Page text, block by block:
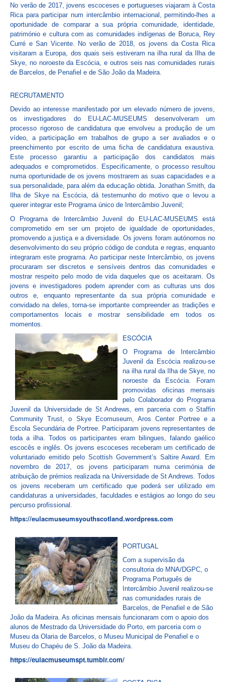
No verão de 2017, jovens escoceses e portugueses viajaram à Costa
Rica para participar num intercâmbio internacional, permitindo-lhes a
oportunidade de comparar a sua própria comunidade, identidade,
património e cultura com as comunidades indígenas de Boruca, Rey
Curré e San Vicente. No verão de 2018, os jovens da Costa Rica
visitaram a Europa, dos quais seis estiveram na ilha rural da Ilha de
Skye, no noroeste da Escócia, e outros seis nas comunidades rurais
de Barcelos, de Penafiel e de São João da Madeira.
RECRUTAMENTO
Devido ao interesse manifestado por um elevado número de jovens,
os investigadores do EU-LAC-MUSEUMS desenvolveram um
processo rigoroso de candidatura que envolveu a produção de um
vídeo, a participação em trabalhos de grupo a ser avaliados e o
preenchimento por escrito de uma ficha de candidatura exaustiva.
Este processo garantiu a participação dos candidatos mais
adequados e comprometidos. Especificamente, o processo resultou
numa oportunidade de os jovens mostrarem as suas capacidades e a
sua personalidade, para além da educação obtida. Jonathan Smith, da
Ilha de Skye na Escócia, dá testemunho do motivo que o levou a
querer integrar este Programa único de Intercâmbio Juvenil;
O Programa de Intercâmbio Juvenil do EU-LAC-MUSEUMS está
comprometido em ser um projeto de igualdade de oportunidades,
promovendo a justiça e a diversidade. Os jovens foram autónomos no
desenvolvimento do seu próprio código de conduta e regras, enquanto
integraram este programa. Ao participar neste Intercâmbio, os jovens
procuraram ser discretos e sensíveis dentros das comunidades e
mostrar respeito pelo modo de vida daqueles que os aceitaram. Os
jovens e investigadores podem aprender com as culturas uns dos
outros e, enquanto representante da sua própria comunidade e
convidado na deles, torna-se importante compreender as tradições e
comportamentos locais e mostrar sensibilidade em todos os
momentos.
ESCÓCIA
O Programa de Intercâmbio
Juvenil da Escócia realizou-se
na ilha rural da Ilha de Skye, no
noroeste da Escócia. Foram
promovidas oficinas mensais
pelo Colaborador do Programa
Juvenil da Universidade de St Andrews, em parceria com o Staffin
Community Trust, o Skye Ecomuseum, Aros Center Portree e a
Escola Secundária de Portree. Participaram jovens representantes de
toda a ilha. Todos os participantes eram bilingues, falando gaélico
escocês e inglês. Os jovens escoceses receberam um certificado de
voluntariado emitido pelo Scottish Government’s Saltire Award. Em
novembro de 2017, os jovens participaram numa cerimónia de
atribuição de prémios realizada na Universidade de St Andrews. Todos
os jovens receberam um certificado que poderá ser utilizado em
candidaturas a universidades, faculdades e estágios ao longo do seu
percurso profissional.
https://eulacmuseumsyouthscotland.wordpress.com
PORTUGAL
Com a supervisão da
consultoria do MNA/DGPC, o
Programa Português de
Intercâmbio Juvenil realizou-se
nas comunidades rurais de
Barcelos, de Penafiel e de São
João da Madeira. As oficinas mensais funcionaram com o apoio dos
alunos de Mestrado da Universidade do Porto, em parceria com o
Museu da Olaria de Barcelos, o Museu Municipal de Penafiel e o
Museu do Chapéu de S. João da Madeira.
https://eulacmuseumspt.tumblr.com/